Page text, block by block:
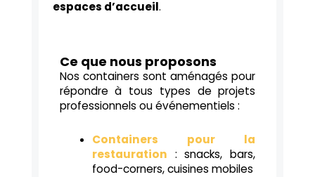
espaces d’accueil.
Ce que nous proposons
Nos containers sont aménagés pour
répondre à tous types de projets
professionnels ou événementiels :
Containers pour la
restauration : snacks, bars,
food-corners, cuisines mobiles